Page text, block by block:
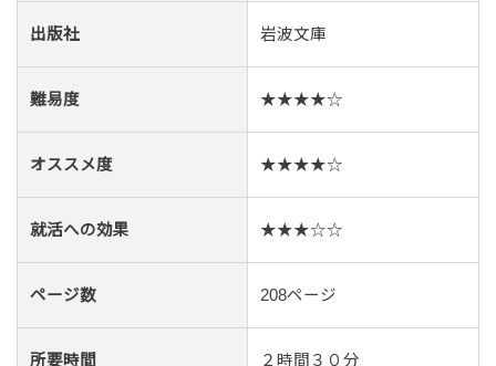
出版社 岩波文庫
難易度 ★★★★☆
オススメ度 ★★★★☆
就活への効果 ★★★☆☆
ページ数 208ページ
所要時間 ２時間３０分